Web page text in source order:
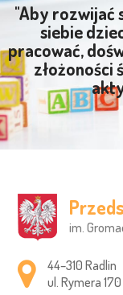
"Aby rozwijać
siebie
pracować,
złożoności
im.
Adres pocztowy:
44–310 Radlin
ul. Rymera